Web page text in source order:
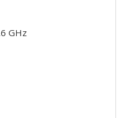
GHz